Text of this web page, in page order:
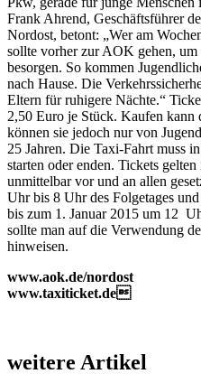
Frank Ahrend, Geschäftsführer
Nordost, betont: „Wer am
sollte vorher zur AOK gehen,
besorgen. So kommen
nach Hause. Die
Eltern für ruhigere Nächte.“
2,50 Euro je Stück. Kaufen kann
können sie jedoch nur von
25 Jahren. Die Taxi-Fahrt muss
starten oder enden. Tickets
unmittelbar vor und an allen
Uhr bis 8 Uhr des Folgetages
bis zum 1. Januar 2015 um 12
sollte man auf die Verwendung
hinweisen.
www.aok.de/nordost
www.taxiticket.de
weitere Artikel